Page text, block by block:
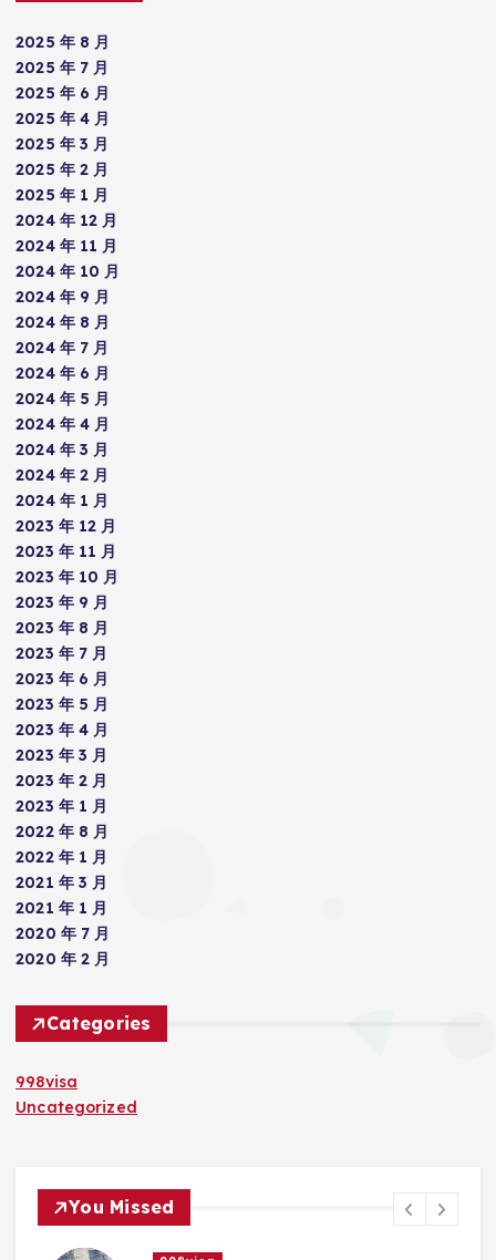
2025 年 8 月
2025 年 7 月
2025 年 6 月
2025 年 4 月
2025 年 3 月
2025 年 2 月
2025 年 1 月
2024 年 12 月
2024 年 11 月
2024 年 10 月
2024 年 9 月
2024 年 8 月
2024 年 7 月
2024 年 6 月
2024 年 5 月
2024 年 4 月
2024 年 3 月
2024 年 2 月
2024 年 1 月
2023 年 12 月
2023 年 11 月
2023 年 10 月
2023 年 9 月
2023 年 8 月
2023 年 7 月
2023 年 6 月
2023 年 5 月
2023 年 4 月
2023 年 3 月
2023 年 2 月
2023 年 1 月
2022 年 8 月
2022 年 1 月
2021 年 3 月
2021 年 1 月
2020 年 7 月
2020 年 2 月
Categories
998visa
Uncategorized
You Missed